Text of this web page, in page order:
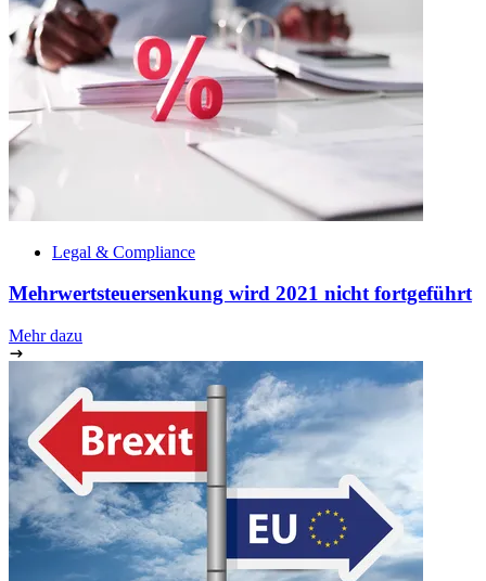
Legal & Compliance
Mehrwertsteuersenkung wird 2021 nicht fortgeführt
Mehr dazu